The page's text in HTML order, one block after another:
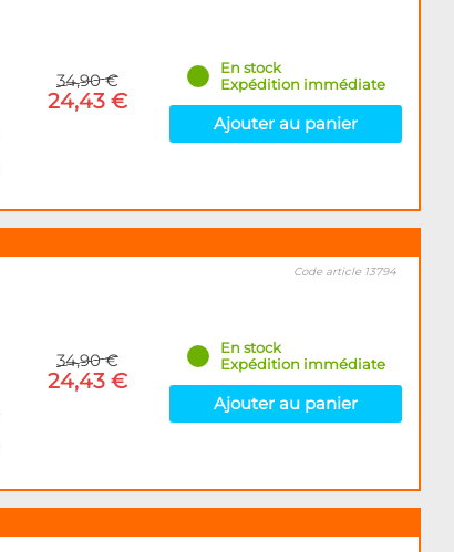
34,90 €
24,43 €
En stock
Expédition immédiate
Ajouter au panier
34,90 €
24,43 €
Code article 13794
En stock
Expédition immédiate
Ajouter au panier